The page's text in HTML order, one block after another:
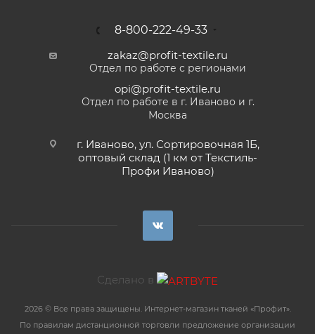
8-800-222-49-33
zakaz@profit-textile.ru
Отдел по работе с регионами
opi@profit-textile.ru
Отдел по работе в г. Иваново и г.
Москва
г. Иваново, ул. Сортировочная 1Б,
оптовый склад (1 км от Текстиль-
Профи Иваново)
Сделано в
2026 © Все права защищены. Интернет-магазин тканей «Профит».
По правилам дистанционной торговли предложение организации